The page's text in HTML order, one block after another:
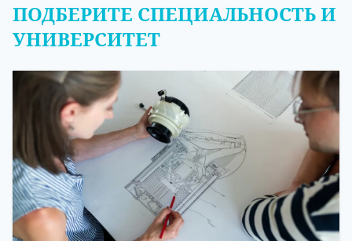
ПОДБЕРИТЕ СПЕЦИАЛЬНОСТЬ И
УНИВЕРСИТЕТ